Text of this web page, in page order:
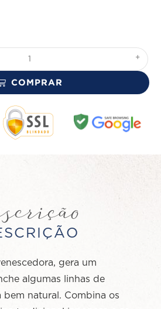
+
COMPRAR
gera um
algumas linhas de
bem natural. Combina os